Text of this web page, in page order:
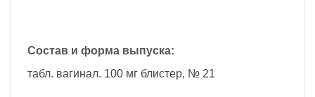
Состав и форма выпуска:
табл. вагинал. 100 мг блистер, № 21